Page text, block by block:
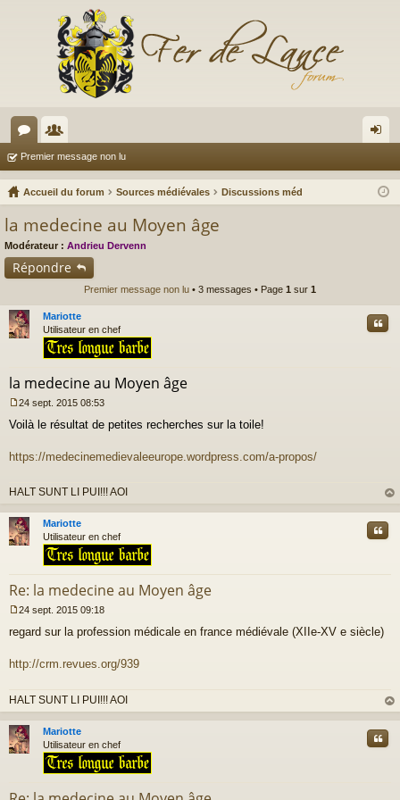
or
u
e
m ne
Premier message non lu
Accueil du forum Sources médiévales Discussions méd
la medecine au Moyen âge
Modérateur : Andrieu Dervenn
Répondre
Premier message non lu • 3 messages • Page 1 sur 1
Mariotte
Utilisateur en chef
la medecine au Moyen âge
Citer
e
s
a
e
o
n
l
24 sept. 2015 08:53
Voilà le résultat de petites recherches sur la toile!
https://medecinemedievaleeurope.wordpress.com/a-propos/
HALT SUNT LI PUI!!! AOI
Mariotte
Utilisateur en chef
Re: la medecine au Moyen âge
Citer
e
s
a
e
n
o
n
l
24 sept. 2015 09:18
regard sur la profession médicale en france médiévale (XIIe-XV e siècle)
http://crm.revues.org/939
HALT SUNT LI PUI!!! AOI
au
Mariotte
Utilisateur en chef
Citer